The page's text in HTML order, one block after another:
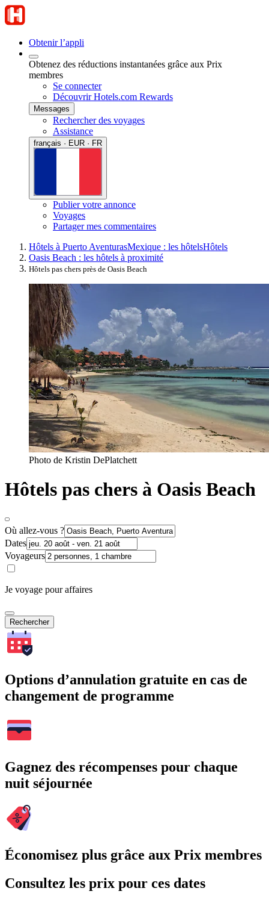
Obtenir l’appli
Obtenez des réductions instantanées grâce aux Prix
membres
Se connecter
Découvrir Hotels.com Rewards
Messages
Rechercher des voyages
Assistance
français · EUR · FR
Publier votre annonce
Voyages
Partager mes commentaires
Hôtels à Puerto AventurasMexique : les hôtelsHôtels
Oasis Beach : les hôtels à proximité
Hôtels pas chers près de Oasis Beach
Photo de Kristin DePlatchett
Hôtels pas chers à Oasis Beach
Où allez-vous ?
Dates
Voyageurs
Je voyage pour affaires
Rechercher
Options d’annulation gratuite en cas de
changement de programme
Gagnez des récompenses pour chaque
nuit séjournée
Économisez plus grâce aux Prix membres
Consultez les prix pour ces dates